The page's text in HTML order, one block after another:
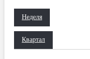
Неделя
Квартал